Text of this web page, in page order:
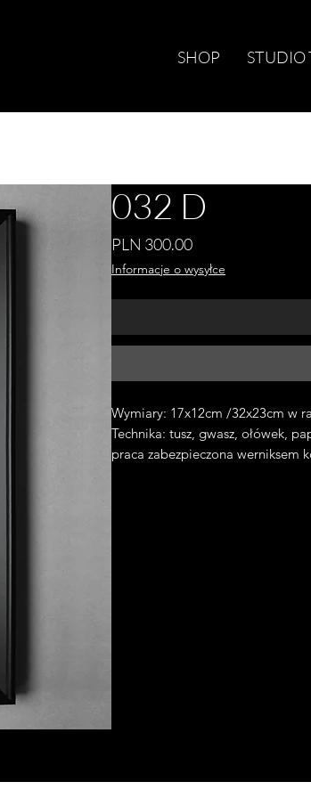
SHOP STUDIO
032 D
PLN 300.00Price
Informacje o wysyłce
Wymiary: 17x12cm /32x23cm w
Technika: tusz, gwasz, ołówek,
praca zabezpieczona werniksem